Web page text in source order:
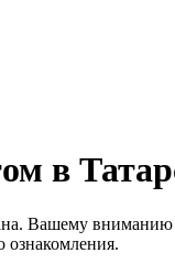
в
Вашему вниманию
ознакомления.